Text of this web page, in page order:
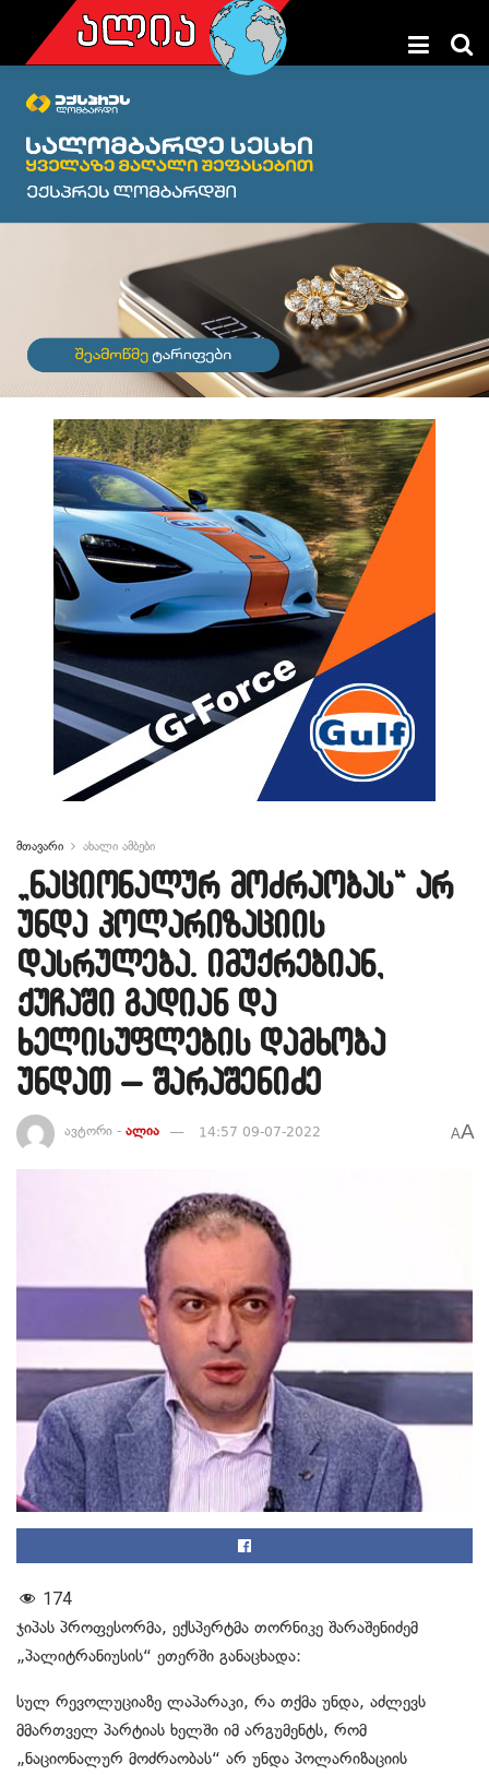
მთავარი ახალი ამბები
„ნაციონალურ მოძრაობას“ არ
უნდა პოლარიზაციის
დასრულება. იმუქრებიან,
ქუჩაში გადიან და
ხელისუფლების დამხობა
უნდათ – შარაშენიძე
ავტორი - ალია 14:57 09-07-2022 AA
174
ჯიპას პროფესორმა, ექსპერტმა თორნიკე შარაშენიძემ
„პალიტრანიუსის“ ეთერში განაცხადა:
სულ რევოლუციაზე ლაპარაკი, რა თქმა უნდა, აძლევს
მმართველ პარტიას ხელში იმ არგუმენტს, რომ
„ნაციონალურ მოძრაობას“ არ უნდა პოლარიზაციის